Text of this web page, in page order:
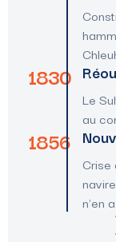
1830
Le
au
1856
Crise
n'en